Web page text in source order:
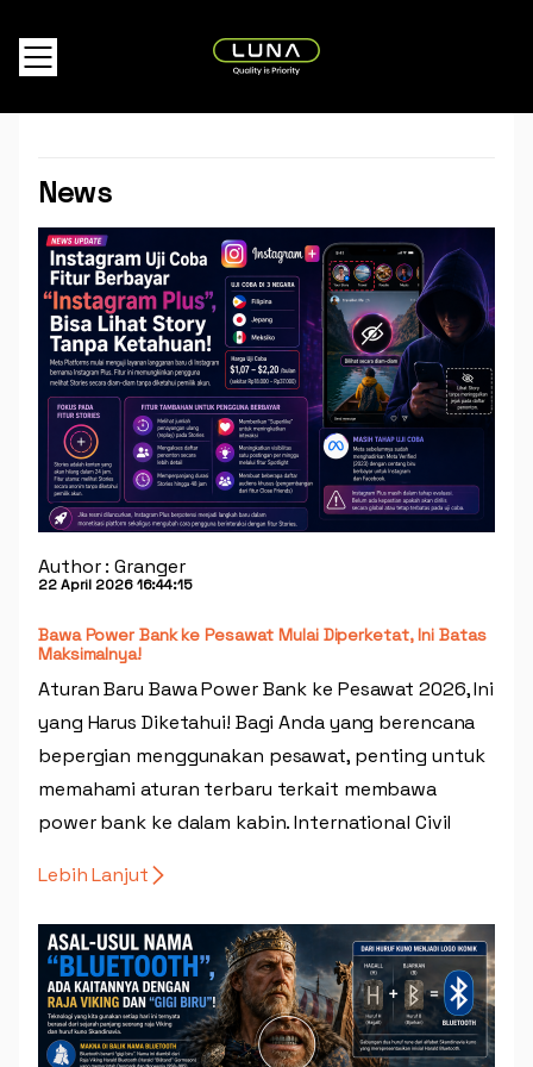
Select your country or region
News
Author : Granger
22 April 2026 16:44:15
Bawa Power Bank ke Pesawat Mulai Diperketat, Ini Batas
Maksimalnya!
Aturan Baru Bawa Power Bank ke Pesawat 2026, Ini
yang Harus Diketahui! Bagi Anda yang berencana
bepergian menggunakan pesawat, penting untuk
memahami aturan terbaru terkait membawa
power bank ke dalam kabin. International Civil
regulasi keselamatan penerbangan dengan
membatasi jumlah power bank yang boleh dibawa
penumpang. Kini, setiap penumpang hanya
diperbolehkan membawa maksimal dua unit
power bank ke dalam kabin. Tidak hanya itu,
penumpang juga dilarang mengisi daya power
Lebih Lanjut